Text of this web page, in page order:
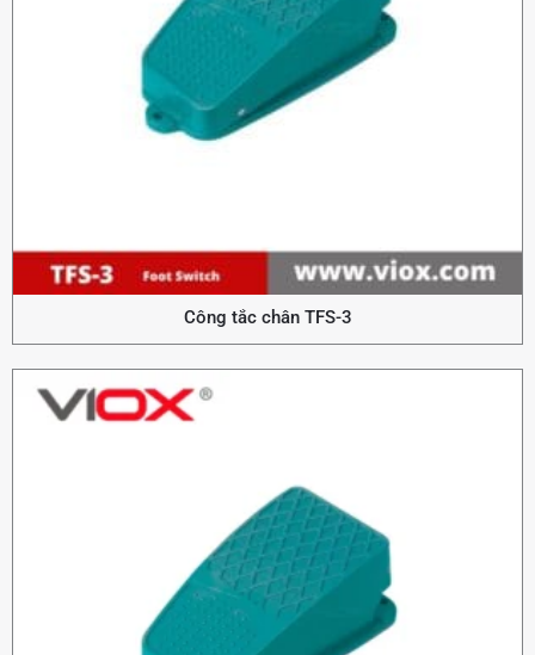
Công tắc chân TFS-3